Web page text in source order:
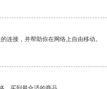
连接，并帮助你在网络上自由移动。